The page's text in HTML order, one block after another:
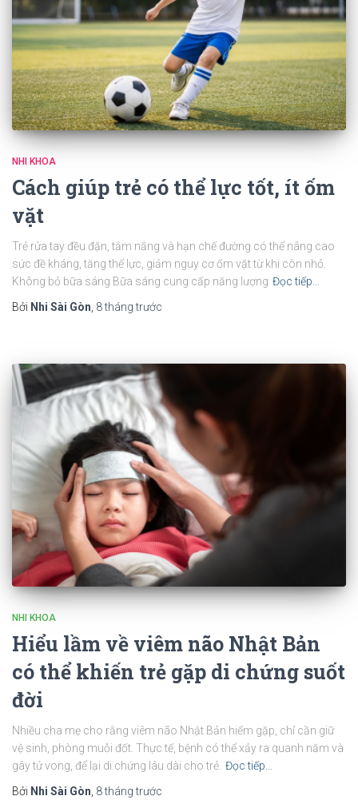
NHI KHOA
Cách giúp trẻ có thể lực tốt, ít ốm
vặt
Trẻ rửa tay đều đặn, tắm nắng và hạn chế đường có thể nâng cao
sức đề kháng, tăng thể lực, giảm nguy cơ ốm vặt từ khi còn nhỏ.
Không bỏ bữa sáng Bữa sáng cung cấp năng lượng Đọc tiếp…
Bởi Nhi Sài Gòn, 8 thángtrước
NHI KHOA
Hiểu lầm về viêm não Nhật Bản
có thể khiến trẻ gặp di chứng suốt
đời
Nhiều cha mẹ cho rằng viêm não Nhật Bản hiếm gặp, chỉ cần giữ
vệ sinh, phòng muỗi đốt. Thực tế, bệnh có thể xảy ra quanh năm và
gây tử vong, để lại di chứng lâu dài cho trẻ. Đọc tiếp…
Bởi Nhi Sài Gòn 8 thángtrước